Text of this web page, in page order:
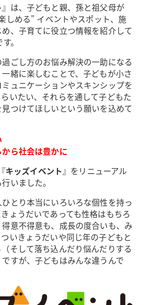
』は、子どもと親、孫と祖父母が
しめる” イベントやスポット、施
、子育てに役立つ情報を紹介して
。
ごし方のお悩み解決の一助になる
緒に楽しむことで、子どもが小さ
ュニケーションやスキンシップを
いたい、それらを通して子どもた
つけてほしいという願いを込めて
ら社会は豊かに
キッズイベント 』をリニューアル
いました。
とり本当にいろいろな個性を持っ
ょうだいであっても性格はもちろ
意不得意も、成長の度合いも、み
いきょうだいや同じ年の子どもと
そして落ち込んだり悩んだりする
すが、子どもはみんな違うんで